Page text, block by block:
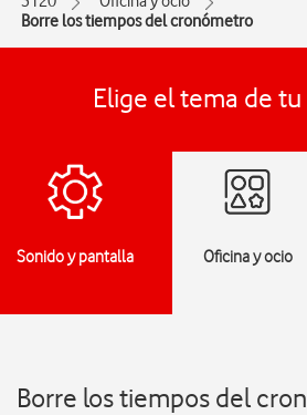
Borre los tiempos del cronómetro
Elige el tema de
Sonido y pantalla Oficina y ocio
Borre los tiempos del